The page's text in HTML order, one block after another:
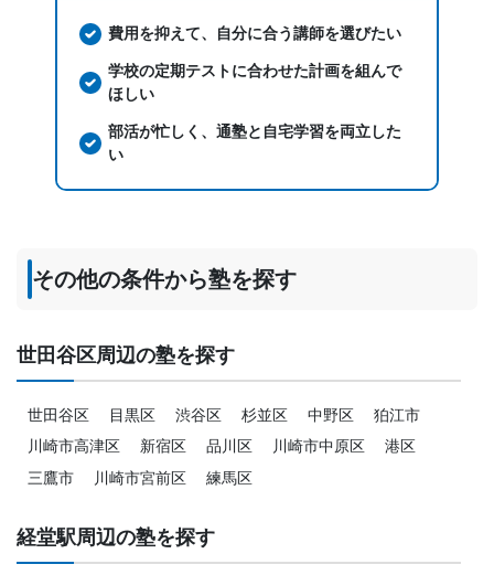
費用を抑えて、自分に合う講師を選びたい
学校の定期テストに合わせた計画を組んで
ほしい
部活が忙しく、通塾と自宅学習を両立した
い
その他の条件から塾を探す
世田谷区周辺の塾を探す
世田谷区 目黒区 渋谷区 杉並区 中野区
狛江市
川崎市高津区
新宿区 品川区 川崎市中原区
港区
三鷹市
川崎市宮前区 練馬区
経堂駅周辺の塾を探す